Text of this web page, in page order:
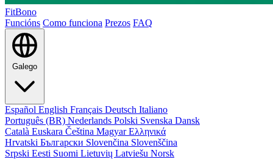
FitBono
Funcións Como funciona Prezos FAQ
Galego
Español English Français Deutsch Italiano
Português (BR) Nederlands Polski Svenska Dansk
Català Euskara Čeština MagyarΕλληνικά
Hrvatski Български Slovenčina Slovenščina
Srpski Eesti Suomi Lietuvių Latviešu Norsk